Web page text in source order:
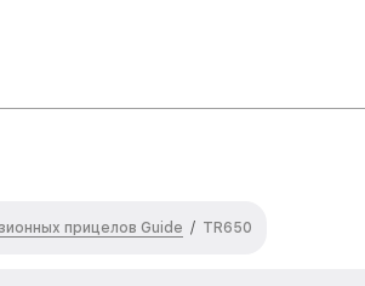
прицелов Guide / TR650